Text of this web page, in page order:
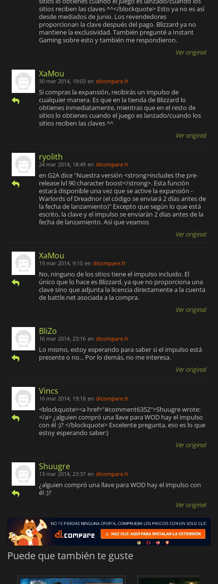
Gladiador, un nuevo escenario en el que los juegadores se
enfrentarán entre si usando equipamiento estandar y
equilibrado, de manera que la habilidád será el único factor
Además de todo esto, en Warlords of Draenor podrás
construir edificios, reclutar seguidores y administrar su
y otras ventajas. Todo esto y mucho más es lo que
ha preparado en esta nueva expansión.
¿Te atreverás a poner fin a los planes de Garrosh Grito
Infernal de una vez por todas y evitar que la Horda de Hierro
arrase el Azeroth que conoces a sangre y fuego?
sitios reciben las claves ^^</blockquote> Esto ya no es así
desde mediados de junio. Los revendedores
proporcionan la clave después del pago. Blizzard ya no
mantiene la exclusividad. También pregunté a Instant
Gaming sobre esto y también me respondieron.
Ver original
XaMou
30 mar 2014, 19:03 en dlcompare.fr
Si compras la expansión, recibirás un impulso de
cualquier manera. Es que en la tienda de Blizzard lo
obtienes inmediatamente, mientras que en el resto de
sitios lo obtienes cuando el juego es lanzado/cuando los
sitios reciben las claves ^^
Ver original
ryolith
24 mar 2014, 18:49 en dlcompare.fr
en G2A dice "Nuestra versión <strong>includes the pre-
release lvl 90 character boost</strong>. Esta función
estará disponible una vez que se active la expansión -
Warlords of Dreadnor (el código se enviará 2 días antes de
la fecha de lanzamiento)" Excepto que según lo que está
escrito, la clave y el impulso se enviarán 2 días antes de la
fecha de lanzamiento. Así que veamos
Ver original
XaMou
19 mar 2014, 9:10 en dlcompare.fr
No, ninguno de los sitios tiene el impulso incluido. El
único que lo hace es Blizzard, ya que no proporciona una
clave sino que adjunta la licencia directamente a la cuenta
de battle.net asociada a la compra.
Ver original
BliZo
16 mar 2014, 23:16 en dlcompare.fr
Lo mismo, estoy esperando para saber si el impulso está
presente o no... Por lo demás, no me interesa.
Ver original
Vincs
16 mar 2014, 19:18 en dlcompare.fr
<blockquote><a href="#comment6352">Shuugre wrote:
</a> ¿alguien compró una llave para WOD hay el impulso
con él :)? </blockquote> Excelente pregunta, eso es lo que
estoy esperando saber:)
Ver original
Shuugre
13 mar 2014, 23:37 en dlcompare.fr
¿alguien compró una llave para WOD hay el impulso con
él :)?
Ver original
Puede que también te guste